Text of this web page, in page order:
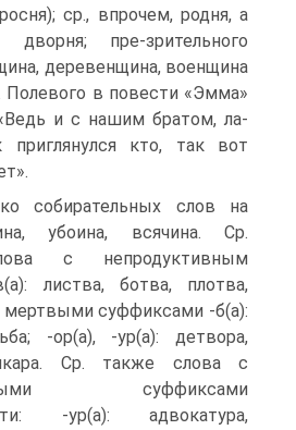
ср., впрочем, родня, а
пре-зрительного
деревенщина, военщина
Полевого в повести «Эмма»
и с нашим братом, ла-
приглянулся кто, так вот
собирательных слов на
убоина, всячина. Ср.
с непродуктивным
листва, ботва, плотва,
мертвыми суффиксами -б(а):
-ор(а), -ур(а): детвора,
Ср. также слова с
суффиксами
-ур(а): адвокатура,